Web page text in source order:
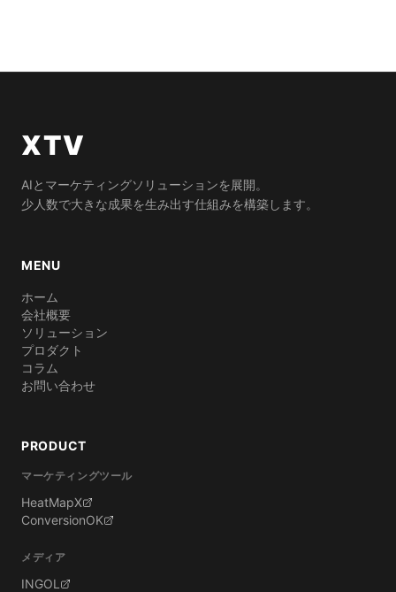
XTV
AIとマーケティングソリューションを展開。
少人数で大きな成果を生み出す仕組みを構築します。
MENU
ホーム
会社概要
ソリューション
プロダクト
コラム
お問い合わせ
PRODUCT
マーケティングツール
HeatMapX
ConversionOK
メディア
INGOL